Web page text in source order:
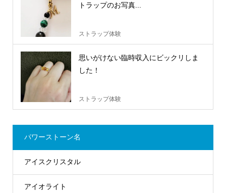
トラップのお写真...
ストラップ体験
思いがけない臨時収入にビックリしま
した！
ストラップ体験
パワーストーン名
アイスクリスタル
アイオライト